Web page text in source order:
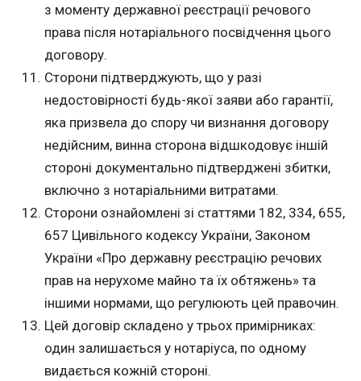
з моменту державної реєстрації речового
права після нотаріального посвідчення цього
договору.
Сторони підтверджують, що у разі
недостовірності будь-якої заяви або гарантії,
яка призвела до спору чи визнання договору
недійсним, винна сторона відшкодовує іншій
стороні документально підтверджені збитки,
включно з нотаріальними витратами.
Сторони ознайомлені зі статтями 182, 334, 655,
657 Цивільного кодексу України, Законом
України «Про державну реєстрацію речових
прав на нерухоме майно та їх обтяжень» та
іншими нормами, що регулюють цей правочин.
Цей договір складено у трьох примірниках:
один залишається у нотаріуса, по одному
видається кожній стороні.